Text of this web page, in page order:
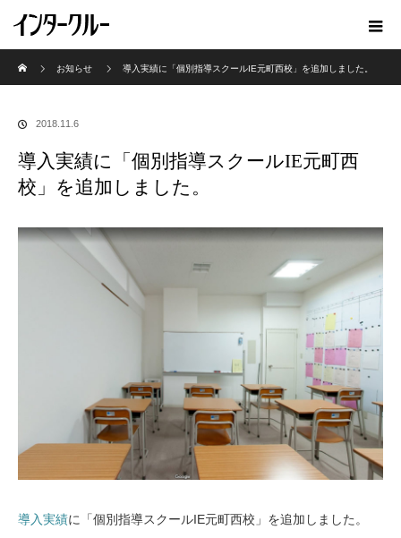
お知らせ
導入実績に「個別指導スクールIE元町西校」を追加しました。
2018.11.6
導入実績に「個別指導スクールIE元町西
校」を追加しました。
導入実績に「個別指導スクールIE元町西校」を追加しました。